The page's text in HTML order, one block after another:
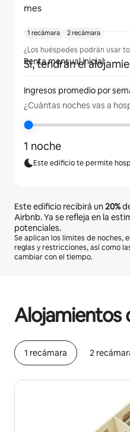
mes
¿Los huéspedes podrán usar
Sí, tendrán el
¿Cuántas noches vas a
1 noche
Este edificio te permite
Este edificio recibirá un20%
Airbnb. Ya se refleja en la
potenciales.
Se aplican los límites de noches,
reglas y restricciones, así como
cambiar con el tiempo.
Alojamientos
1 recámara 2
1 recámara 2 recámara
Renta mensual inicial
Ingresos promedio por